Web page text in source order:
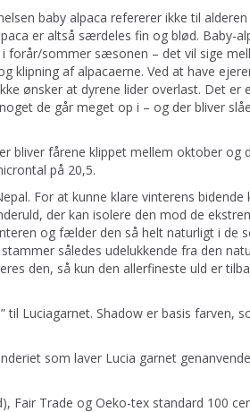
baby alpaca refererer ikke til
er altså særdeles fin og blød. Baby-
forår/sommer sæsonen – det vil sige
klipning af alpacaerne. Ved at have
ønsker at dyrene lider overlast. Det er
de går meget op i – og der bliver
bliver fårene klippet mellem oktober og
på 20,5.
For at kunne klare vinterens
der kan isolere den mod de
og fælder den så helt naturligt i de
således udelukkende fra den
den, så kun den allerfineste uld er
til Luciagarnet. Shadow er basis farven,
som laver Lucia garnet
Fair Trade og Oeko-tex standard 100